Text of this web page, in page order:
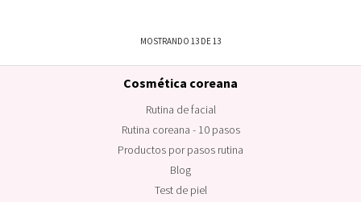
MOSTRANDO 13 DE13
Cosmética coreana
Rutina de facial
Rutina coreana - 10 pasos
Productos por pasos rutina
Blog
Test de piel